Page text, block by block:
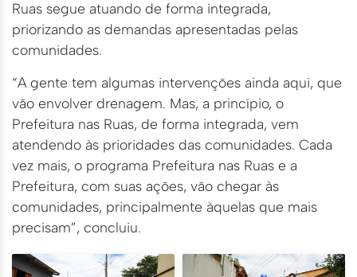
Ruas segue atuando de forma integrada,
priorizando as demandas apresentadas pelas
comunidades.
“A gente tem algumas intervenções ainda aqui, que
vão envolver drenagem. Mas, a princípio, o
Prefeitura nas Ruas, de forma integrada, vem
atendendo às prioridades das comunidades. Cada
vez mais, o programa Prefeitura nas Ruas e a
Prefeitura, com suas ações, vão chegar às
comunidades, principalmente àquelas que mais
precisam”, concluiu.